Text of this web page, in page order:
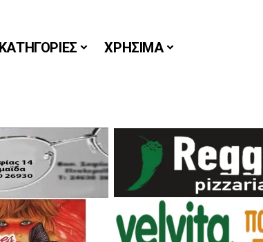
ΚΑΤΗΓΟΡΙΕΣ ΧΡΗΣΙΜΑ